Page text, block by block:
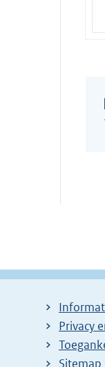
Privacy
Sitemap